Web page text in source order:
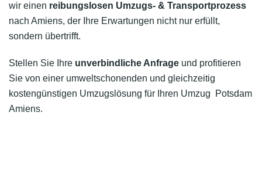
wir einen reibungslosen Umzugs- & Transportprozess
nach Amiens, der Ihre Erwartungen nicht nur erfüllt,
sondern übertrifft.
Stellen Sie Ihre unverbindliche Anfrage und profitieren
Sie von einer umweltschonenden und gleichzeitig
kostengünstigen Umzugslösung für Ihren Umzug Potsdam
Amiens.